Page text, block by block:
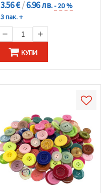
3.56 €/6.96 лв.- 20 %
3 пак. +
КУПИ